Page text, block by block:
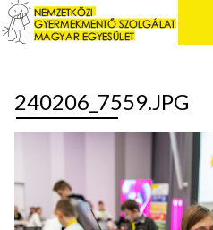
240206_7559.JPG